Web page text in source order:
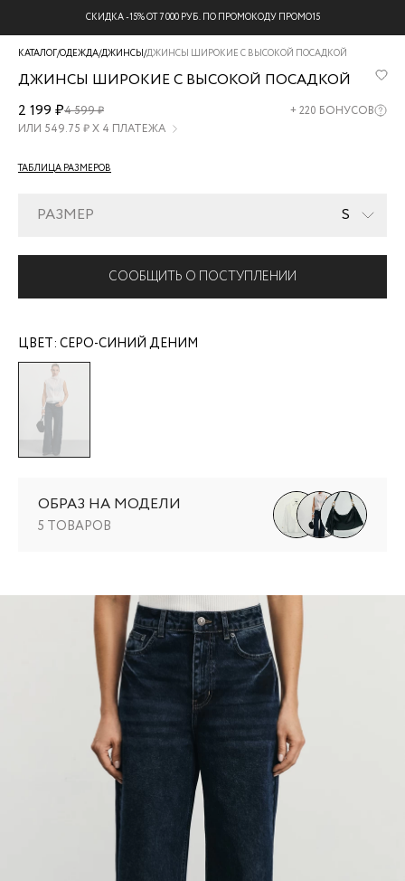
СКИДКА -15% ОТ 7 000 РУБ. ПО ПРОМОКОДУ ПРОМО15
КАТАЛОГ/ОДЕЖДА/ДЖИНСЫ/ДЖИНСЫ ШИРОКИЕ С ВЫСОКОЙ ПОСАДКОЙ
ДЖИНСЫ ШИРОКИЕ С ВЫСОКОЙ ПОСАДКОЙ
ZR2511092315-
315
2 199 ₽4 599 ₽ +220 БОНУСОВ
ИЛИ 549.75 ₽ Х 4 ПЛАТЕЖА
ТАБЛИЦА РАЗМЕРОВ
РАЗМЕР S
СООБЩИТЬ О ПОСТУПЛЕНИИ
ЦВЕТ: СЕРО-СИНИЙ ДЕНИМ
ОБРАЗ НА МОДЕЛИ
5 ТОВАРОВ